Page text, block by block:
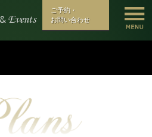
ご予約・
お問い合わせ